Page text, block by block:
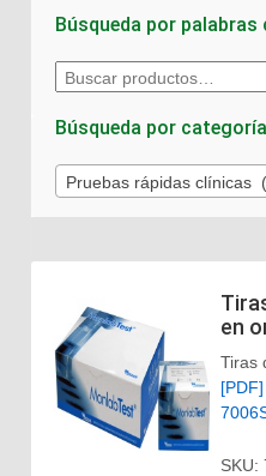
Búsqueda por palabras
Buscar
por:
Búsqueda por
Pruebas rápidas clínicas
en
Tiras
SKU: